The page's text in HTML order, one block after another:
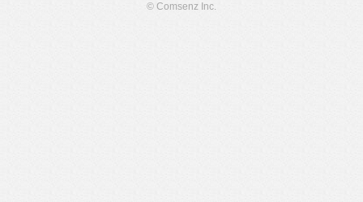
© Comsenz Inc.